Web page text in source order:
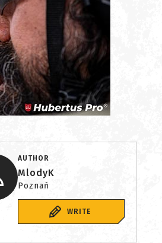
AUTHOR
MlodyK
Poznań
WRITE